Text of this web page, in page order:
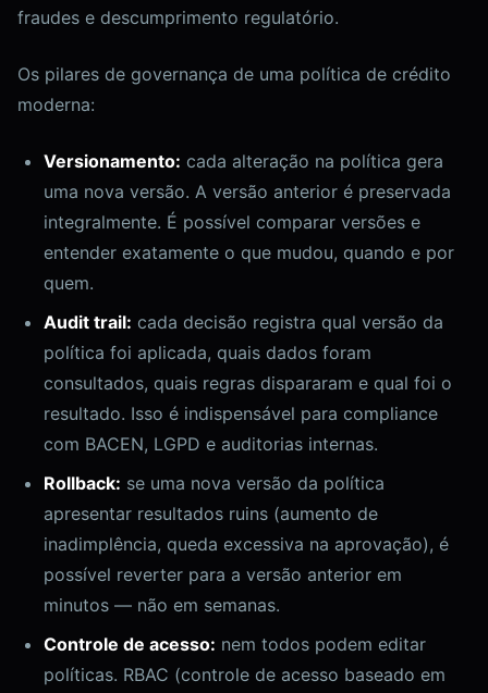
fraudes e descumprimento regulatório.
Os pilares de governança de uma política de crédito
moderna:
Versionamento: cada alteração na política gera
uma nova versão. A versão anterior é preservada
integralmente. É possível comparar versões e
entender exatamente o que mudou, quando e por
quem.
Audit trail: cada decisão registra qual versão da
política foi aplicada, quais dados foram
consultados, quais regras dispararam e qual foi o
resultado. Isso é indispensável para compliance
com BACEN, LGPD e auditorias internas.
Rollback: se uma nova versão da política
apresentar resultados ruins (aumento de
inadimplência, queda excessiva na aprovação), é
possível reverter para a versão anterior em
minutos — não em semanas.
Controle de acesso: nem todos podem editar
políticas. RBAC (controle de acesso baseado em